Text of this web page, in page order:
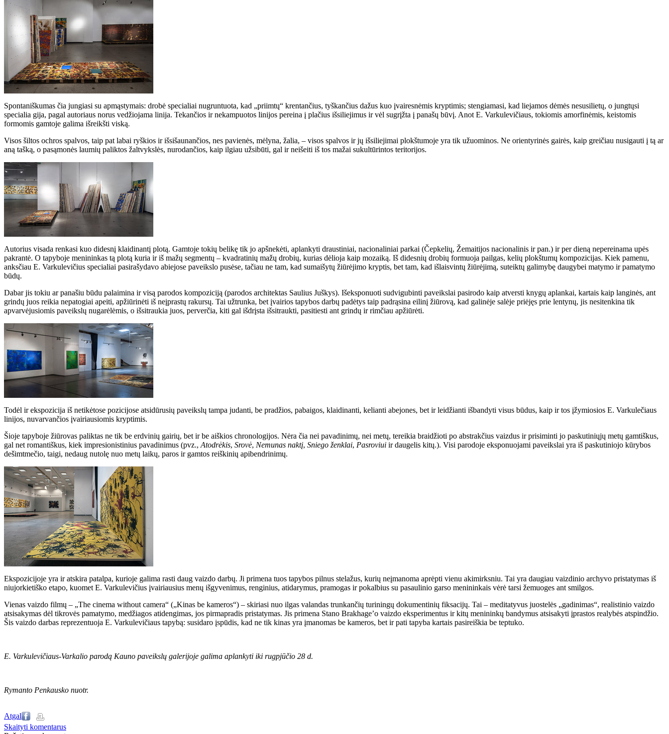
Spontaniškumas čia jungiasi su apmąstymais: drobė specialiai nugruntuota, kad „priimtų“ krentančius, tyškančius dažus kuo įvairesnėmis kryptimis; stengiamasi, kad liejamos dėmės nesusilietų, o jungtųsi
specialia gija, pagal autoriaus norus vedžiojama linija. Tekančios ir nekampuotos linijos pereina į plačius išsiliejimus ir vėl sugrįžta į panašų būvį. Anot E. Varkulevičiaus, tokiomis amorfinėmis, keistomis
formomis gamtoje galima išreikšti viską.
Visos šiltos ochros spalvos, taip pat labai ryškios ir išsišaunančios, nes pavienės, mėlyna, žalia, – visos spalvos ir jų išsiliejimai plokštumoje yra tik užuominos. Ne orientyrinės gairės, kaip greičiau nusigauti į tą ar
aną tašką, o pasąmonės laumių paliktos žaltvykslės, nurodančios, kaip ilgiau užsibūti, gal ir neišeiti iš tos mažai sukultūrintos teritorijos.
Autorius visada renkasi kuo didesnį klaidinantį plotą. Gamtoje tokių belikę tik jo apšnekėti, aplankyti draustiniai, nacionaliniai parkai (Čepkelių, Žemaitijos nacionalinis ir pan.) ir per dieną nepereinama upės
pakrantė. O tapyboje menininkas tą plotą kuria ir iš mažų segmentų – kvadratinių mažų drobių, kurias dėlioja kaip mozaiką. Iš didesnių drobių formuoja pailgas, kelių plokštumų kompozicijas. Kiek pamenu,
anksčiau E. Varkulevičius specialiai pasirašydavo abiejose paveikslo pusėse, tačiau ne tam, kad sumaišytų žiūrėjimo kryptis, bet tam, kad išlaisvintų žiūrėjimą, suteiktų galimybę daugybei matymo ir pamatymo
būdų.
Dabar jis tokiu ar panašiu būdu palaimina ir visą parodos kompoziciją (parodos architektas Saulius Juškys). Išeksponuoti sudvigubinti paveikslai pasirodo kaip atversti knygų aplankai, kartais kaip langinės, ant
grindų juos reikia nepatogiai apeiti, apžiūrinėti iš neįprastų rakursų. Tai užtrunka, bet įvairios tapybos darbų padėtys taip padrąsina eilinį žiūrovą, kad galinėje salėje priėjęs prie lentynų, jis nesitenkina tik
apvarvėjusiomis paveikslų nugarėlėmis, o išsitraukia juos, perverčia, kiti gal išdrįsta išsitraukti, pasitiesti ant grindų ir rimčiau apžiūrėti.
Todėl ir ekspozicija iš netikėtose pozicijose atsidūrusių paveikslų tampa judanti, be pradžios, pabaigos, klaidinanti, kelianti abejones, bet ir leidžianti išbandyti visus būdus, kaip ir tos įžymiosios E. Varkulečiaus
linijos, nuvarvančios įvairiausiomis kryptimis.
Šioje tapyboje žiūrovas paliktas ne tik be erdvinių gairių, bet ir be aiškios chronologijos. Nėra čia nei pavadinimų, nei metų, tereikia braidžioti po abstrakčius vaizdus ir prisiminti jo paskutiniųjų metų gamtiškus,
gal net romantiškus, kiek impresionistinius pavadinimus (pvz., Atodrėkis, Srovė, Nemunas naktį, Sniego ženklai, Pasroviui ir daugelis kitų.). Visi parodoje eksponuojami paveikslai yra iš paskutiniojo kūrybos
dešimtmečio, taigi, nedaug nutolę nuo metų laikų, paros ir gamtos reiškinių apibendrinimų.
Ekspozicijoje yra ir atskira patalpa, kurioje galima rasti daug vaizdo darbų. Ji primena tuos tapybos pilnus stelažus, kurių neįmanoma aprėpti vienu akimirksniu. Tai yra daugiau vaizdinio archyvo pristatymas iš
niujorkietiško etapo, kuomet E. Varkulevičius įvairiausius menų išgyvenimus, renginius, atidarymus, pramogas ir pokalbius su pasaulinio garso menininkais vėrė tarsi žemuoges ant smilgos.
Vienas vaizdo filmų – „The cinema without camera“ („Kinas be kameros“) – skiriasi nuo ilgas valandas trunkančių turiningų dokumentinių fiksacijų. Tai – meditatyvus juostelės „gadinimas“, realistinio vaizdo
atsisakymas dėl tikrovės pamatymo, medžiagos atidengimas, jos pirmapradis pristatymas. Jis primena Stano Brakhage’o vaizdo eksperimentus ir kitų menininkų bandymus atsisakyti įprastos realybės atspindžio.
Šis vaizdo darbas reprezentuoja E. Varkulevičiaus tapybą: susidaro įspūdis, kad ne tik kinas yra įmanomas be kameros, bet ir pati tapyba kartais pasireiškia be teptuko.
E. Varkulevičiaus-Varkalio parodą Kauno paveikslų galerijoje galima aplankyti iki rugpjūčio 28 d.
Rymanto Penkausko nuotr.
Atgal
Skaityti komentarus